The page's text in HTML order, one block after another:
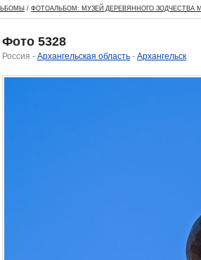
/ ФОТОАЛЬБОМ: МУЗЕЙ ДЕРЕВЯННОГО ЗОДЧЕСТВА
Фото 5328
Россия - Архангельская область - Архангельск